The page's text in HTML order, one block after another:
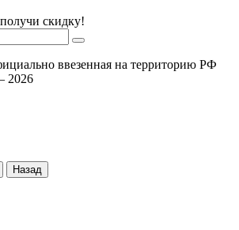
скидку!
ввезенная на территорию РФ
2026
Назад